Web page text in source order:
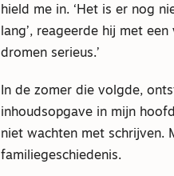
hield me in. ‘Het is er nog
lang’, reageerde hij met
dromen serieus.’
In de zomer die volgde,
inhoudsopgave in mijn
niet wachten met schrijven.
familiegeschiedenis.